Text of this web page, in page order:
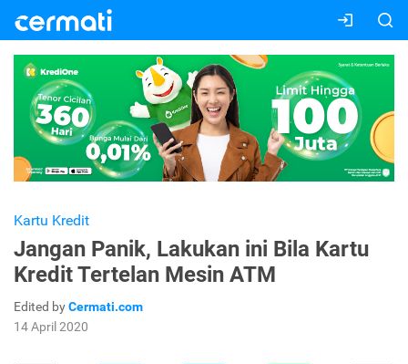
Kartu Kredit
Jangan Panik, Lakukan ini Bila Kartu
Kredit Tertelan Mesin ATM
Edited byCermati.com
14 April 2020